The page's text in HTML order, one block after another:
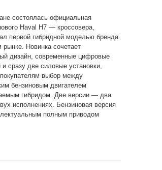
состоялась официальная
Haval H7 — кроссовера,
первой гибридной моделью бренда
рынке. Новинка сочетает
дизайн, современные цифровые
и сразу две силовые установки,
выбор между
бензиновым двигателем
гибридом. Две версии — два
исполнениях. Бензиновая версия
полным приводом